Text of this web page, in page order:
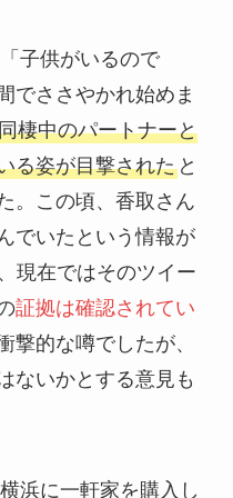
子供がいるので
でささやかれ始めま
棲中のパートナーと
る姿が目撃されたと
。この頃、香取さん
でいたという情報が
現在ではそのツイー
証拠は確認されてい
撃的な噂でしたが、
ないかとする意見も
浜に一軒家を購入し